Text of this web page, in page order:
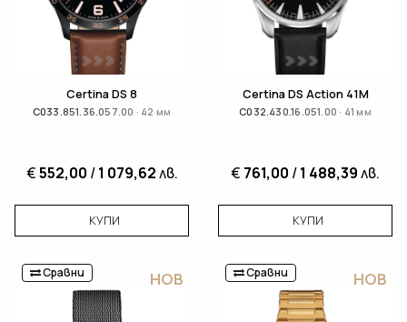
Certina DS 8
C033.851.36.057.00 · 42 мм
€552,00 /1 079,62лв.
КУПИ
Certina DS Action 41M
C032.430.16.051.00 · 41 мм
€ 761,00 /1 488,39лв.
КУПИ
Сравни НОВ Сравни НОВ